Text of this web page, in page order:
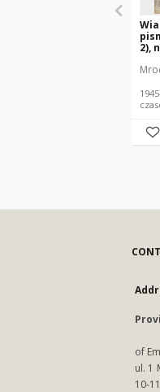
2),
of
ul. 1
10-